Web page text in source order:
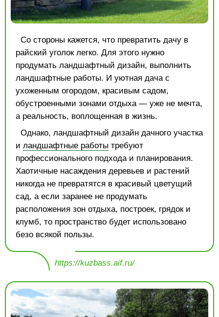
Со стороны кажется, что превратить дачу в
райский уголок легко. Для этого нужно
продумать ландшафтный дизайн, выполнить
ландшафтные работы. И уютная дача с
ухоженным огородом, красивым садом,
обустроенными зонами отдыха — уже не мечта,
а реальность, воплощенная в жизнь.
Однако, ландшафтный дизайн дачного участка
и ландшафтные работы требуют
профессионального подхода и планирования.
Хаотичные насаждения деревьев и растений
никогда не превратятся в красивый цветущий
сад, а если заранее не продумать
расположения зон отдыха, построек, грядок и
клумб, то пространство будет использовано
безо всякой пользы.
https://kuzbass.aif.ru/